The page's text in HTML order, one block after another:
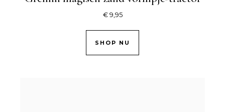
€9,95
SHOP NU